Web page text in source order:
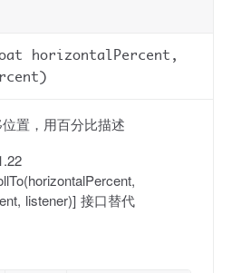
horizontalPercent,
置，用百分比描述
listener)] 接口替代